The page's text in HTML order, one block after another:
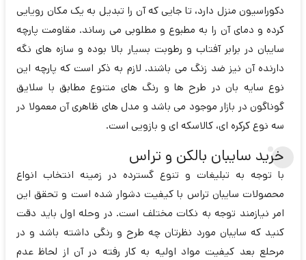
دکوراسیون منزل دارد، تا جایی که آن را تبدیل به یک مکان رویایی
کرده و دمای آن را به مطبوع و مطلوبی می رساند. مقاومت پارچه
سایبان در برابر آفتاب و رطوبت بسیار بالا بوده و سازه های نگه
دارنده آن نیز ضد زنگ می باشند. لازم به ذکر است که پارچه این
نوع سایه بان در طرح ها و رنگ های متنوع مطابق با سلایق
گوناگون در بازار موجود می باشد و مدل های ظاهری آن معمولا در
سه نوع کرکره ای، کالاسکه ای و بازویی است.
خرید سایبان بالکن و تراس
با توجه به تبلیغات و تنوع گسترده در زمینه انتخاب انواع
محصولات سایبان تراس با کیفیت دشوار شده است و تحقق این
امر نیازمند توجه به نکات مختلف است. در وحله اول باید دقت
کنید که سایبان مورد نظرتان چه طرح و رنگی داشته باشد و در
مرحلع بعد کیفیت مواد اولیه به کار رفته در آن از لحاظ عدم